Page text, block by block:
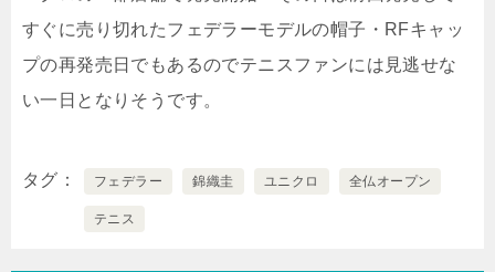
すぐに売り切れたフェデラーモデルの帽子・RFキャッ
プの再発売日でもあるのでテニスファンには見逃せな
い一日となりそうです。
タグ フェデラー 錦織圭 ユニクロ 全仏オープン
テニス